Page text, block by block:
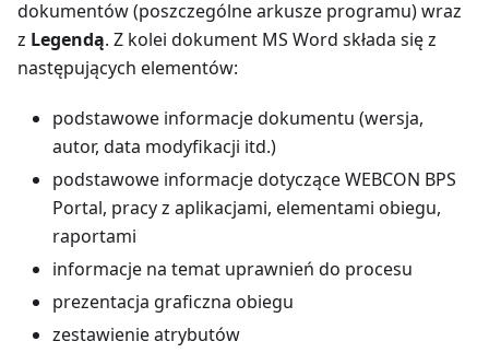
dokumentów (poszczególne arkusze programu) wraz
z Legendą. Z kolei dokument MS Word składa się z
następujących elementów:
podstawowe informacje dokumentu (wersja,
autor, data modyfikacji itd.)
podstawowe informacje dotyczące WEBCON BPS
Portal, pracy z aplikacjami, elementami obiegu,
raportami
informacje na temat uprawnień do procesu
prezentacja graficzna obiegu
zestawienie atrybutów